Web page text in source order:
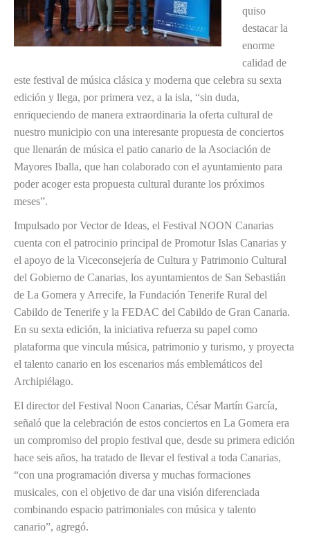
quiso
destacar la
enorme
calidad de
este festival de música clásica y moderna que celebra su sexta
edición y llega, por primera vez, a la isla, “sin duda,
enriqueciendo de manera extraordinaria la oferta cultural de
nuestro municipio con una interesante propuesta de conciertos
que llenarán de música el patio canario de la Asociación de
Mayores Iballa, que han colaborado con el ayuntamiento para
poder acoger esta propuesta cultural durante los próximos
meses”.
Impulsado por Vector de Ideas, el Festival NOON Canarias
cuenta con el patrocinio principal de Promotur Islas Canarias y
el apoyo de la Viceconsejería de Cultura y Patrimonio Cultural
del Gobierno de Canarias, los ayuntamientos de San Sebastián
de La Gomera y Arrecife, la Fundación Tenerife Rural del
Cabildo de Tenerife y la FEDAC del Cabildo de Gran Canaria.
En su sexta edición, la iniciativa refuerza su papel como
plataforma que vincula música, patrimonio y turismo, y proyecta
el talento canario en los escenarios más emblemáticos del
Archipiélago.
El director del Festival Noon Canarias, César Martín García,
señaló que la celebración de estos conciertos en La Gomera era
un compromiso del propio festival que, desde su primera edición
hace seis años, ha tratado de llevar el festival a toda Canarias,
“con una programación diversa y muchas formaciones
musicales, con el objetivo de dar una visión diferenciada
combinando espacio patrimoniales con música y talento
canario”, agregó.